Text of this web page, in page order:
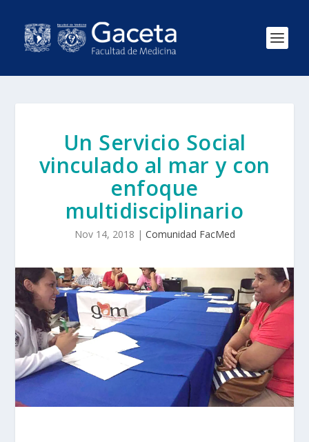
Un Servicio Social
vinculado al mar y con
enfoque
multidisciplinario
Nov 14, 2018 | Comunidad FacMed